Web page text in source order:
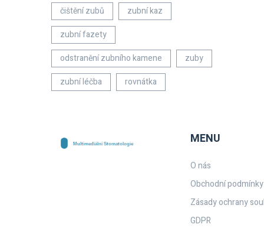
čištění zubů
zubní kaz
zubní fazety
odstranění zubního kamene
zuby
zubní léčba
rovnátka
MENU
O nás
Obchodní podmínky
Zásady ochrany
GDPR